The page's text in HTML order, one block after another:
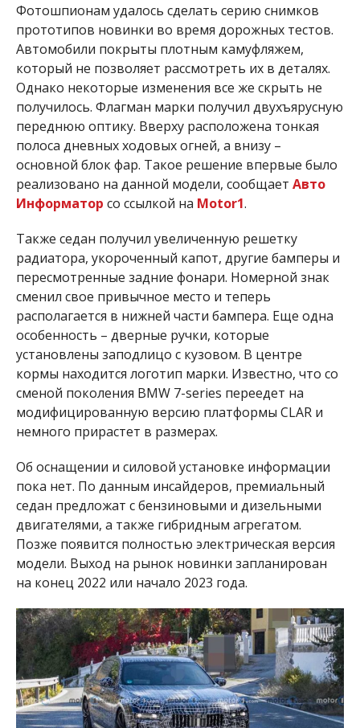
Фотошпионам удалось сделать серию снимков
прототипов новинки во время дорожных тестов.
Автомобили покрыты плотным камуфляжем,
который не позволяет рассмотреть их в деталях.
Однако некоторые изменения все же скрыть не
получилось. Флагман марки получил двухъярусную
переднюю оптику. Вверху расположена тонкая
полоса дневных ходовых огней, а внизу –
основной блок фар. Такое решение впервые было
реализовано на данной модели, сообщает Авто
Информатор со ссылкой на Motor1.
Также седан получил увеличенную решетку
радиатора, укороченный капот, другие бамперы и
пересмотренные задние фонари. Номерной знак
сменил свое привычное место и теперь
располагается в нижней части бампера. Еще одна
особенность – дверные ручки, которые
установлены заподлицо с кузовом. В центре
кормы находится логотип марки. Известно, что со
сменой поколения BMW 7-series переедет на
модифицированную версию платформы CLAR и
немного прирастет в размерах.
Об оснащении и силовой установке информации
пока нет. По данным инсайдеров, премиальный
седан предложат с бензиновыми и дизельными
двигателями, а также гибридным агрегатом.
Позже появится полностью электрическая версия
модели. Выход на рынок новинки запланирован
на конец 2022 или начало 2023 года.